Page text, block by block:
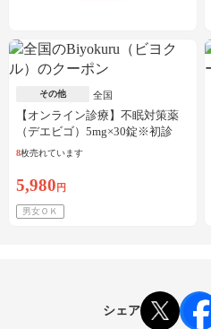
その他 全国
【オンライン診療】不眠対策薬
（デエビゴ）5mg×30錠※初診
料・送料込
8枚売れています
5,980 円
男女ＯＫ
シェア